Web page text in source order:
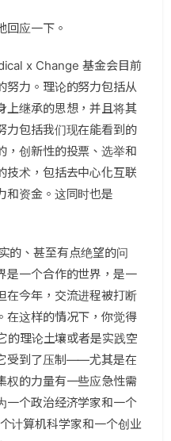
回应一下。
x Change 基金会目前
努力。理论的努力包括从
上继承的思想，并且将其
力包括我们现在能看到的
，创新性的投票、选举和
技术，包括去中心化互联
和资金。这同时也是
的、甚至有点绝望的问
是一个合作的世界，是一
在今年，交流进程被打断
在这样的情况下，你觉得
的理论土壤或者是实践空
受到了压制——尤其是在
权的力量有一些应急性需
一个政治经济学家和一个
计算机科学家和一个创业